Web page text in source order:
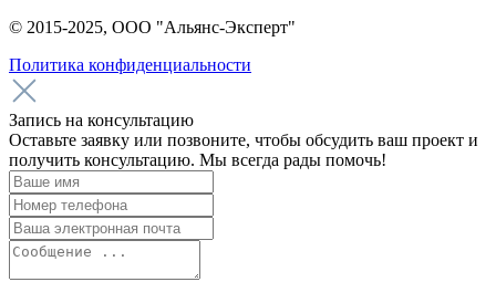
© 2015-2025, ООО "Альянс-Эксперт"
Политика конфиденциальности
Запись на консультацию
Оставьте заявку или позвоните, чтобы обсудить ваш проект и
получить консультацию. Мы всегда рады помочь!